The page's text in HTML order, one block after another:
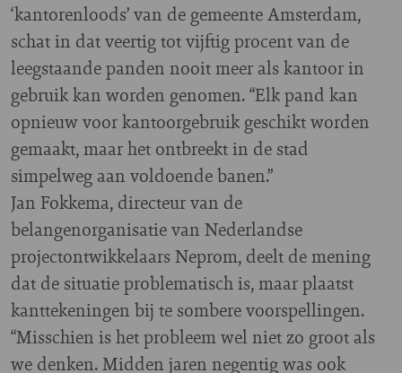
‘kantorenloods’ van de gemeente Amsterdam,
schat in dat veertig tot vijftig procent van de
leegstaande panden nooit meer als kantoor in
gebruik kan worden genomen. “Elk pand kan
opnieuw voor kantoorgebruik geschikt worden
gemaakt, maar het ontbreekt in de stad
simpelweg aan voldoende banen.”
Jan Fokkema, directeur van de
belangenorganisatie van Nederlandse
projectontwikkelaars Neprom, deelt de mening
dat de situatie problematisch is, maar plaatst
kanttekeningen bij te sombere voorspellingen.
“Misschien is het probleem wel niet zo groot als
we denken. Midden jaren negentig was ook